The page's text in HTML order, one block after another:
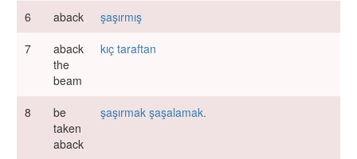
6
aback
şaşırmış
7
aback
the
beam
kıç taraftan
8
be
taken
aback
şaşırmak şaşalamak.